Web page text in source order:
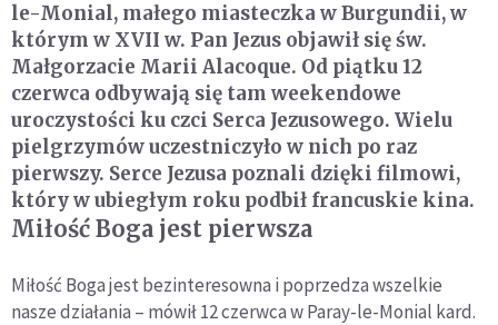
le-Monial, małego miasteczka w Burgundii, w
którym w XVII w. Pan Jezus objawił się św.
Małgorzacie Marii Alacoque. Od piątku 12
czerwca odbywają się tam weekendowe
uroczystości ku czci Serca Jezusowego. Wielu
pielgrzymów uczestniczyło w nich po raz
pierwszy. Serce Jezusa poznali dzięki filmowi,
który w ubiegłym roku podbił francuskie kina.
Miłość Boga jest pierwsza
Miłość Boga jest bezinteresowna i poprzedza wszelkie
nasze działania – mówił 12 czerwca w Paray-le-Monial kard.